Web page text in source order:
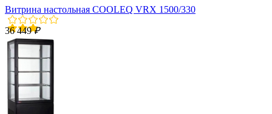
Витрина настольная COOLEQ VRX 1500/330
36 449₽